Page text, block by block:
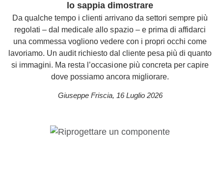
lo sappia dimostrare
Da qualche tempo i clienti arrivano da settori sempre più
regolati – dal medicale allo spazio – e prima di affidarci
una commessa vogliono vedere con i propri occhi come
lavoriamo. Un audit richiesto dal cliente pesa più di quanto
si immagini. Ma resta l’occasione più concreta per capire
dove possiamo ancora migliorare.
Giuseppe Friscia, 16 Luglio 2026